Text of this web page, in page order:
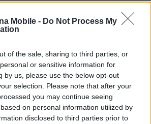
Mobile - Do Not Process My
of the sale, sharing to third parties, or
or sensitive information for
by us, please use the below opt-out
selection. Please note that after your
you may continue seeing
on personal information utilized by
disclosed to third parties prior to
furia col coltello
a Loreto.
auto e moto a Numana:
in eliambulanza a Torrette
all’asilo, parla il sindaco:
in mattinata,anche i miei figli